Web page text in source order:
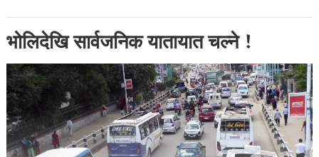
भोलिदेखि सार्वजनिक यातायात चल्ने !